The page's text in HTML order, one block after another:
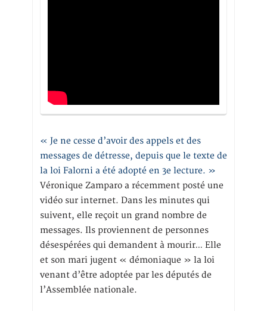
« Je ne cesse d’avoir des appels et des
messages de détresse, depuis que le texte de
la loi Falorni a été adopté en 3e lecture. »
Véronique Zamparo a récemment posté une
vidéo sur internet. Dans les minutes qui
suivent, elle reçoit un grand nombre de
messages. Ils proviennent de personnes
désespérées qui demandent à mourir… Elle
et son mari jugent « démoniaque » la loi
venant d’être adoptée par les députés de
l’Assemblée nationale.